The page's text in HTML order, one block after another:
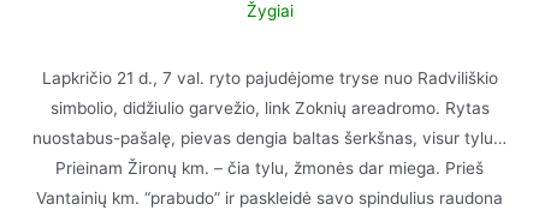
Žygiai
Lapkričio 21 d., 7 val. ryto pajudėjome tryse nuo Radviliškio
simbolio, didžiulio garvežio, link Zoknių areadromo. Rytas
nuostabus-pašalę, pievas dengia baltas šerkšnas, visur tylu…
Prieinam Žironų km. – čia tylu, žmonės dar miega. Prieš
Vantainių km. “prabudo” ir paskleidė savo spindulius raudona